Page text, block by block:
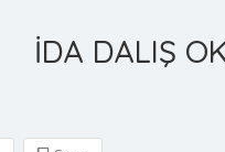
İDA DALIŞ